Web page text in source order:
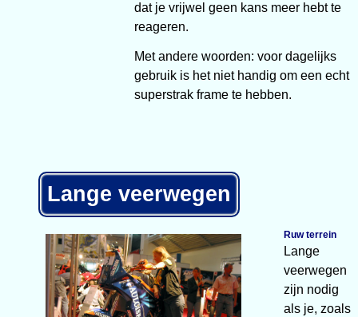
dat je vrijwel geen kans meer hebt te
reageren.
Met andere woorden: voor dagelijks
gebruik is het niet handig om een echt
superstrak frame te hebben.
Lange veerwegen
Ruw terrein
Lange
veerwegen
zijn nodig
als je, zoals